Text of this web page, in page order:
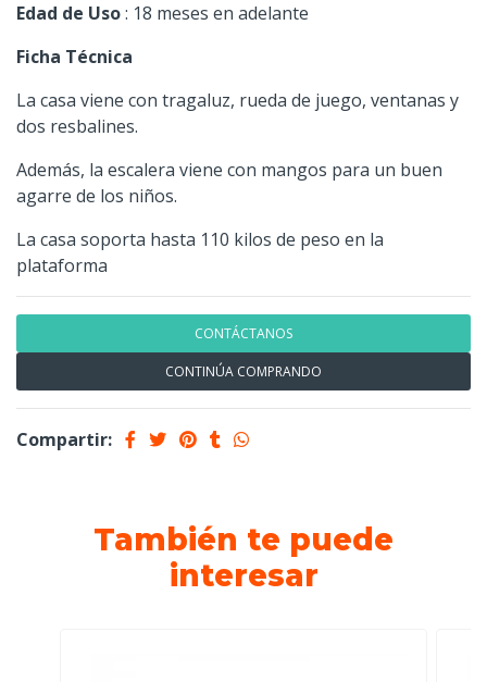
Edad de Uso: 18 meses en adelante
Ficha Técnica
La casa viene con tragaluz, rueda de juego, ventanas y
dos resbalines.
Además, la escalera viene con mangos para un buen
agarre de los niños.
La casa soporta hasta 110 kilos de peso en la
plataforma
CONTÁCTANOS
CONTINÚA COMPRANDO
Compartir:
También te puede
interesar